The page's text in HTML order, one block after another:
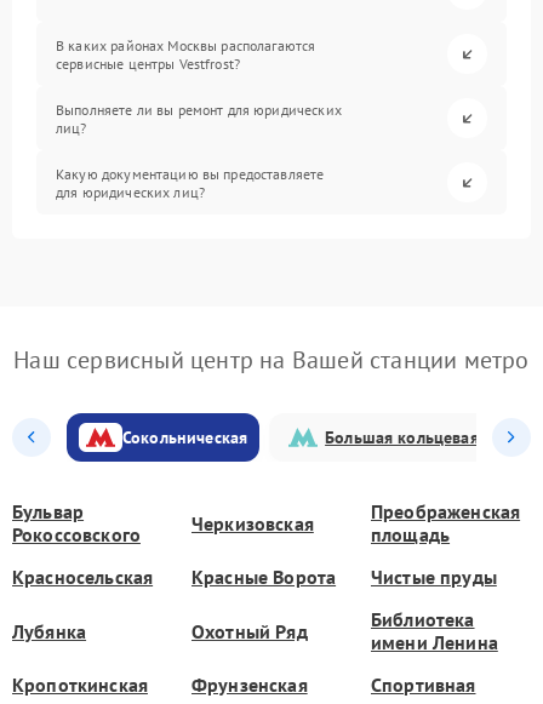
В каких районах Москвы располагаются
сервисные центры Vestfrost?
Выполняете ли вы ремонт для юридических
лиц?
Какую документацию вы предоставляете
для юридических лиц?
Наш сервисный центр на Вашей станции метро
Сокольническая Большая кольцевая
Бульвар
Рокоссовского
Черкизовская
Преображенская
площадь
Красносельская
Красные Ворота Чистые пруды
Лубянка Охотный Ряд
Библиотека
имени Ленина
Кропоткинская
Фрунзенская Спортивная